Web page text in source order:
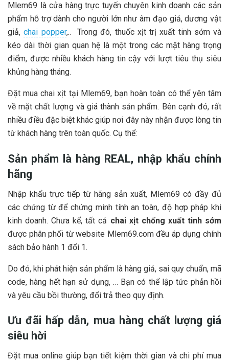
Mlem69 là cửa hàng trực tuyến chuyên kinh doanh các sản
phẩm hỗ trợ dành cho người lớn như âm đạo giả, dương vật
giả,chai popper,.. Trong đó, thuốc xịt trị xuất tinh sớm và
kéo dài thời gian quan hệ là một trong các mặt hàng trọng
điểm, được nhiều khách hàng tin cậy với lượt tiêu thụ siêu
khủng hàng tháng.
Đặt mua chai xịt tại Mlem69, bạn hoàn toàn có thể yên tâm
về mặt chất lượng và giá thành sản phẩm. Bên cạnh đó, rất
nhiều điều đặc biệt khác giúp nơi đây này nhận được lòng tin
từ khách hàng trên toàn quốc. Cụ thể:
Sản phẩm là hàng REAL, nhập khẩu chính
hãng
Nhập khẩu trực tiếp từ hãng sản xuất, Mlem69 có đầy đủ
các chứng từ để chứng minh tính an toàn, độ hợp pháp khi
kinh doanh. Chưa kể, tất cả chai xịt chống xuất tinh sớm
được phân phối từ website Mlem69.com đều áp dụng chính
sách bảo hành 1 đổi 1.
Do đó, khi phát hiện sản phẩm là hàng giả, sai quy chuẩn, mã
code, hàng hết hạn sử dụng, … Bạn có thể lập tức phản hồi
và yêu cầu bồi thường, đổi trả theo quy định.
Ưu đãi hấp dẫn, mua hàng chất lượng giá
siêu hời
Đặt mua online giúp bạn tiết kiệm thời gian và chi phí mua